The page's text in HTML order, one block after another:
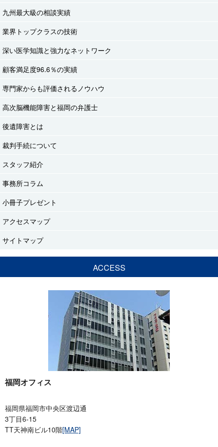
九州最大級の相談実績
業界トップクラスの技術
深い医学知識と強力なネットワーク
顧客満足度96.6％の実績
専門家からも評価されるノウハウ
高次脳機能障害と福岡の弁護士
後遺障害とは
裁判手続について
スタッフ紹介
事務所コラム
小冊子プレゼント
アクセスマップ
サイトマップ
ACCESS
福岡オフィス
福岡県福岡市中央区渡辺通
3丁目6-15
TT天神南ビル10階[MAP]